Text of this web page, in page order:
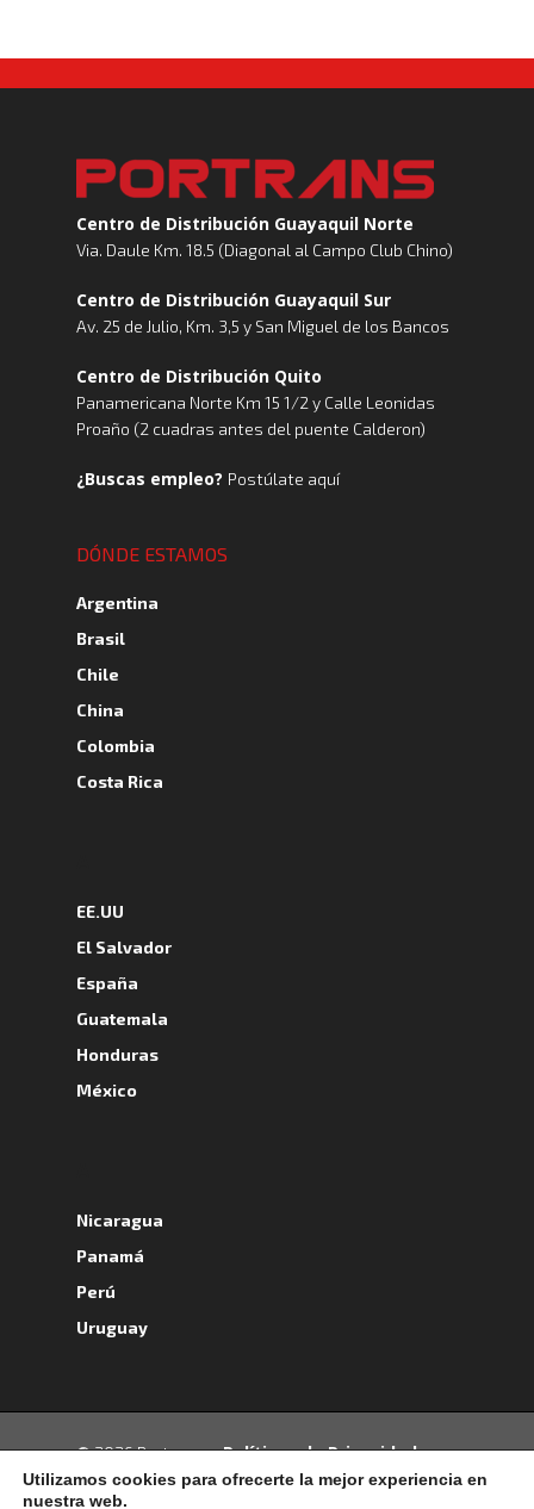
Centro de Distribución Guayaquil Norte
Via. Daule Km. 18.5 (Diagonal al Campo Club Chino)
Centro de Distribución Guayaquil Sur
Av. 25 de Julio, Km. 3,5 y San Miguel de los Bancos
Centro de Distribución Quito
Panamericana Norte Km 15 1/2 y Calle Leonidas
Proaño (2 cuadras antes del puente Calderon)
¿Buscas empleo? Postúlate aquí
DÓNDE ESTAMOS
Argentina
Brasil
Chile
China
Colombia
Costa Rica
EE.UU
El Salvador
España
Guatemala
Honduras
México
Nicaragua
Panamá
Perú
Uruguay
© 2026 Portrans.- Políticas de Privacidad -
Política de Cookies -Términos y
Utilizamos cookies para ofrecerte la mejor experiencia en
nuestra web.